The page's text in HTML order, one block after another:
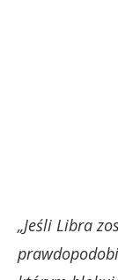
„Jeśli Libra